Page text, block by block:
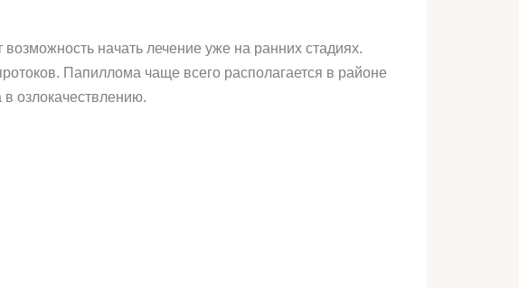
начать лечение уже на ранних стадиях.
Папиллома чаще всего располагается в районе
озлокачествлению.